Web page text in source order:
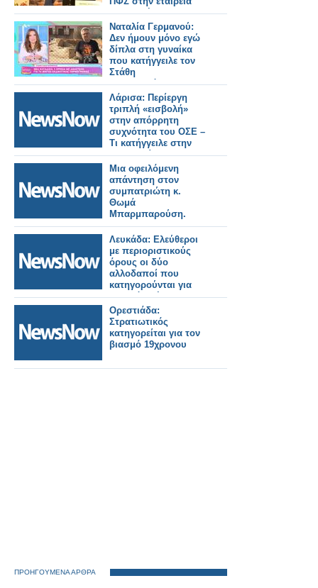
που κατήγγειλε για
απαράδεκτο τρόπο
διάθεσης
σκευάσματός της
Ναταλία Γερμανού:
Δεν ήμουν μόνο εγώ
δίπλα στη γυναίκα
που κατήγγειλε τον
Στάθη
Παναγιωτόπουλου,
ήταν και οι
παρουσιαστές του
Ράδιο Αρβύλα
Λάρισα: Περίεργη
τριπλή «εισβολή»
στην απόρρητη
συχνότητα του ΟΣΕ –
Τι κατήγγειλε στην
Αστυνομία ο
Σταθμάρχης
Μια οφειλόμενη
απάντηση στον
συμπατριώτη κ.
Θωμά
Μπαρμπαρούση.
Λευκάδα: Ελεύθεροι
με περιοριστικούς
όρους οι δύο
αλλοδαποί που
κατηγορούνται για
βιασμό ανήλικης.
Ορεστιάδα:
Στρατιωτικός
κατηγορείται για τον
βιασμό 19χρονου
ΠΡΟΗΓΟΥΜΕΝΑ ΑΡΘΡΑ